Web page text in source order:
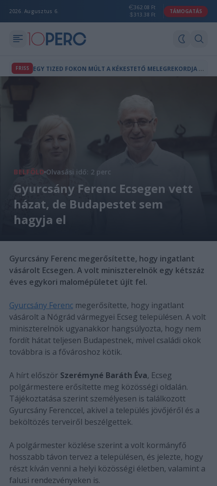
2026. Augusztus 6.
362.08 Ft
313.38 Ft
TÁMOGATÁS
FRISS E
GY TIZED FOKON MÚLT A KÉKESTETŐ MELEGREKORDJA SZERDÁN
BELFÖLD Olvasási idő: 2 perc
Gyurcsány Ferenc Ecsegen vett
házat, de Budapestet sem
hagyja el
Gyurcsány Ferenc megerősítette, hogy ingatlant
vásárolt Ecsegen. A volt miniszterelnök egy kétszáz
éves egykori malomépületet újít fel.
Gyurcsány Ferencmegerősítette, hogy ingatlant
vásárolt a Nógrád vármegyei Ecseg településen. A volt
miniszterelnök ugyanakkor hangsúlyozta, hogy nem
fordít hátat teljesen Budapestnek, mivel családi okok
továbbra is a fővároshoz kötik.
A hírt először Szerémyné Baráth Éva, Ecseg
polgármestere erősítette meg közösségi oldalán.
Tájékoztatása szerint személyesen is találkozott
Gyurcsány Ferenccel, akivel a település jövőjéről és a
beköltözés terveiről beszélgettek.
A polgármester közlése szerint a volt kormányfő
hosszabb távon tervez a településen, és jelezte, hogy
részt kíván venni a helyi közösségi életben, valamint a
falusi rendezvényeken is.